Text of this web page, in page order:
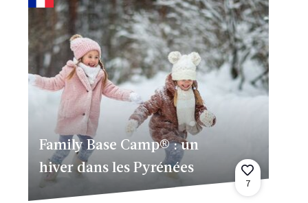
Family Base Camp® : un
hiver dans les Pyrénées
7